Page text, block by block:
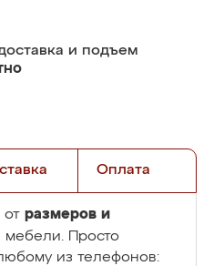
и подъем
Оплата
от размеров и
мебели. Просто
из телефонов: